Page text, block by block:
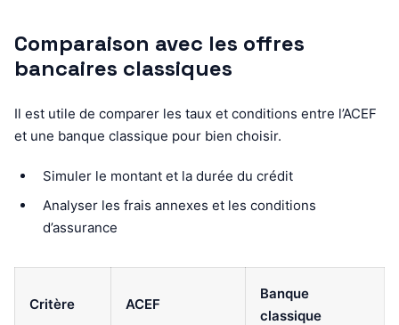
Comparaison avec les offres
bancaires classiques
Il est utile de comparer les taux et conditions entre l’ACEF
et une banque classique pour bien choisir.
Simuler le montant et la durée du crédit
Analyser les frais annexes et les conditions
d’assurance
Critère ACEF
Banque
classique